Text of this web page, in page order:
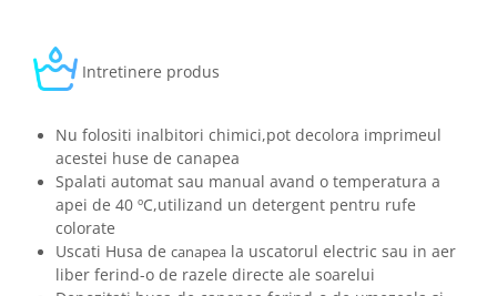
Intretinere produs
Nu folositi inalbitori chimici,pot decolora imprimeul
acestei huse de canapea
Spalati automat sau manual avand o temperatura a
apei de 40 ºC,utilizand un detergent pentru rufe
colorate
Uscati Husa de canapea la uscatorul electric sau in aer
liber ferind-o de razele directe ale soarelui